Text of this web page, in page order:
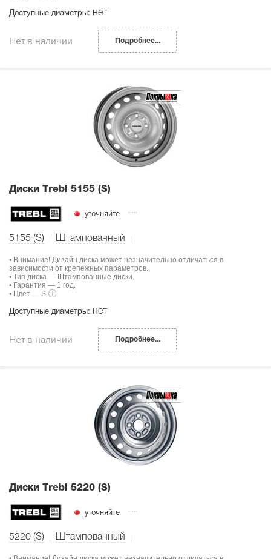
Доступные диаметры: нет
Нет в наличии Подробнее...
Диски Тrebl 5155 (S)
уточняйте
5155 (S) Штампованный
• Внимание! Дизайн диска может незначительно отличаться в
зависимости от крепежных параметров.
• Тип диска — Штампованные диски.
• Гарантия — 1 год.
• Цвет — S
Доступные диаметры: нет
Нет в наличии Подробнее...
Диски Тrebl 5220 (S)
уточняйте
5220 (S) Штампованный